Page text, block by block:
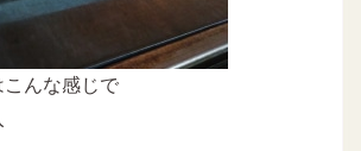
んな感じで